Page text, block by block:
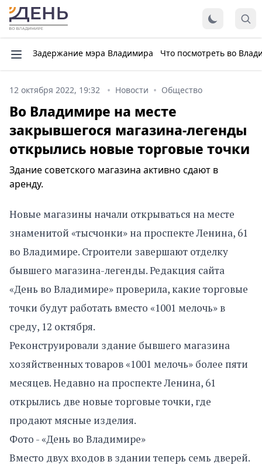
Задержание мэра Владимира Что посмотреть во
12 октября 2022, 19:32 Новости Общество
Во Владимире на месте
закрывшегося магазина-легенды
открылись новые торговые точки
Здание советского магазина активно сдают в
аренду.
Новые магазины начали открываться на месте
знаменитой «тысчонки» на проспекте Ленина, 61
во Владимире. Строители завершают отделку
бывшего магазина-легенды. Редакция сайта
«День во Владимире» проверила, какие торговые
точки будут работать вместо «1001 мелочь» в
среду, 12 октября.
Реконструировали здание бывшего магазина
хозяйственных товаров «1001 мелочь» более пяти
месяцев. Недавно на проспекте Ленина, 61
открылись две новые торговые точки, где
продают мясные изделия.
Фото - «День во Владимире»
Вместо двух входов в здании теперь семь дверей.